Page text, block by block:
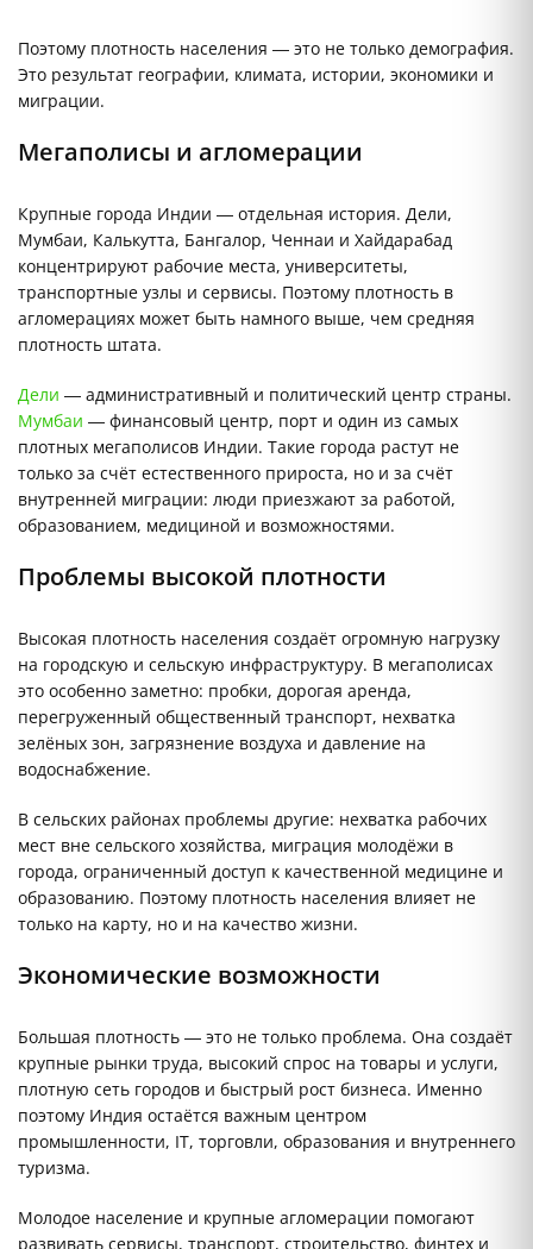
Поэтому плотность населения — это не только демография.
Это результат географии, климата, истории, экономики и
миграции.
Мегаполисы и агломерации
Крупные города Индии — отдельная история. Дели,
Мумбаи, Калькутта, Бангалор, Ченнаи и Хайдарабад
концентрируют рабочие места, университеты,
транспортные узлы и сервисы. Поэтому плотность в
агломерациях может быть намного выше, чем средняя
плотность штата.
Дели — административный и политический центр страны.
Мумбаи — финансовый центр, порт и один из самых
плотных мегаполисов Индии. Такие города растут не
только за счёт естественного прироста, но и за счёт
внутренней миграции: люди приезжают за работой,
образованием, медициной и возможностями.
Проблемы высокой плотности
Высокая плотность населения создаёт огромную нагрузку
на городскую и сельскую инфраструктуру. В мегаполисах
это особенно заметно: пробки, дорогая аренда,
перегруженный общественный транспорт, нехватка
зелёных зон, загрязнение воздуха и давление на
водоснабжение.
В сельских районах проблемы другие: нехватка рабочих
мест вне сельского хозяйства, миграция молодёжи в
города, ограниченный доступ к качественной медицине и
образованию. Поэтому плотность населения влияет не
только на карту, но и на качество жизни.
Экономические возможности
Большая плотность — это не только проблема. Она создаёт
крупные рынки труда, высокий спрос на товары и услуги,
плотную сеть городов и быстрый рост бизнеса. Именно
поэтому Индия остаётся важным центром
промышленности, IT, торговли, образования и внутреннего
туризма.
Молодое население и крупные агломерации помогают
развивать сервисы, транспорт, строительство, финтех и